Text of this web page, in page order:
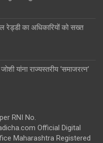
रेड्डी का अधिकारियों को सख्त
यांना राज्यस्तरीय ‘समाजरत्न’
RNI No.
Official Digital
Maharashtra Registered